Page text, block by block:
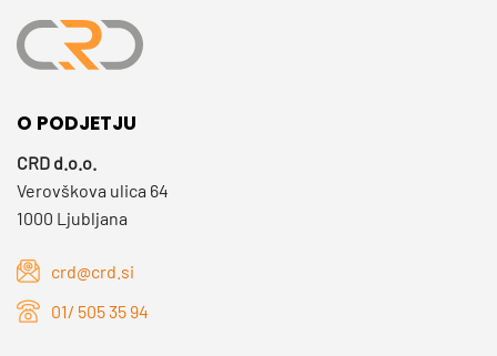
O PODJETJU
CRD d.o.o.
Verovškova ulica 64
1000 Ljubljana
crd@crd.si
01/ 505 35 94